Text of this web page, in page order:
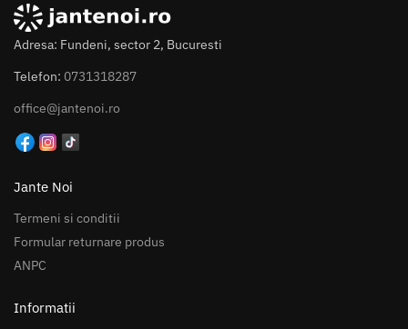
Adresa: Fundeni, sector 2, Bucuresti
Telefon: 0731318287
office@jantenoi.ro
Jante Noi
Termeni si conditii
Formular returnare produs
ANPC
Informatii